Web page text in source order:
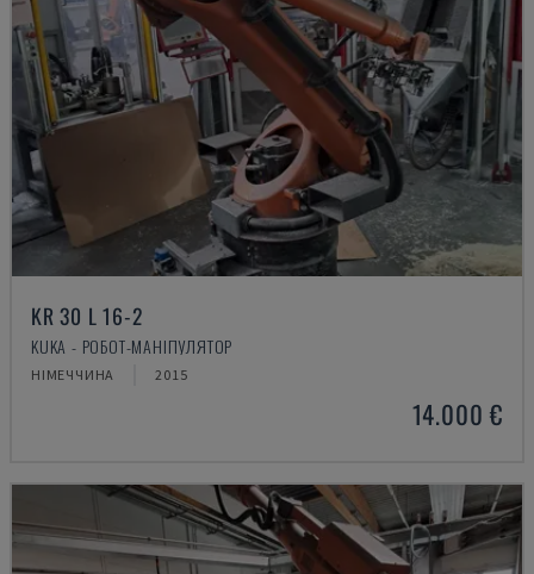
KR 30 L 16-2
KUKA - РОБОТ-МАНІПУЛЯТОР
НІМЕЧЧИНА 2015
14.000 €